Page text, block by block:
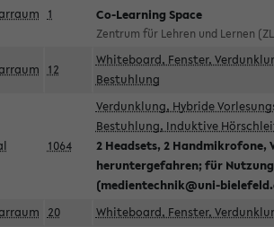
1 Co-Learning Space
Zentrum für Lehren und Lernen
12
Whiteboard, Fenster,
Bestuhlung
1064
Verdunklung, Hybride
Bestuhlung, Induktive
2 Headsets, 2
heruntergefahren; für
(medientechnik@uni-
20 Whiteboard, Fenster,